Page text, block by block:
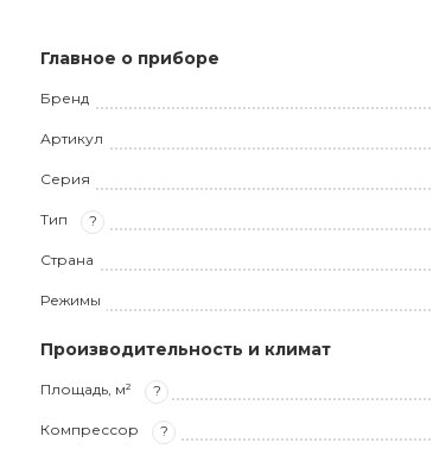
Главное о приборе
Бренд
Артикул
Серия
Тип ?
Страна
Режимы
Производительность и климат
Площадь, м² ?
Компрессор ?